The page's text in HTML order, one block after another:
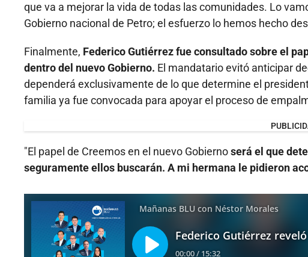
que va a mejorar la vida de todas las comunidades. Lo
Gobierno nacional de Petro; el esfuerzo lo hemos hecho
Finalmente, Federico Gutiérrez fue consultado sobre el
dentro del nuevo Gobierno. El mandatario evitó anticipar
dependerá exclusivamente de lo que determine el
familia ya fue convocada para apoyar el proceso de
"El papel de Creemos en el nuevo Gobiernoserá el que
seguramente ellos buscarán. A mi hermana le pidieron